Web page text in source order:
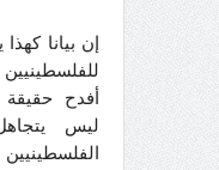
إن بيانا
للفلسطينيين
أفدح
ليس